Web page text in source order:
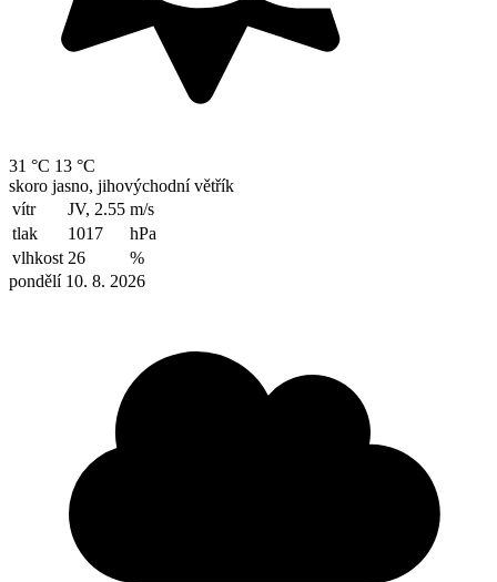
31 °C 13 °C
skoro jasno, jihovýchodní větřík
vítr
JV, 2.55 m/s
tlak
1017
hPa
vlhkost 26
%
pondělí 10. 8. 2026